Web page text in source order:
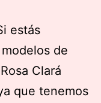
estás
de
Clará
que tenemos